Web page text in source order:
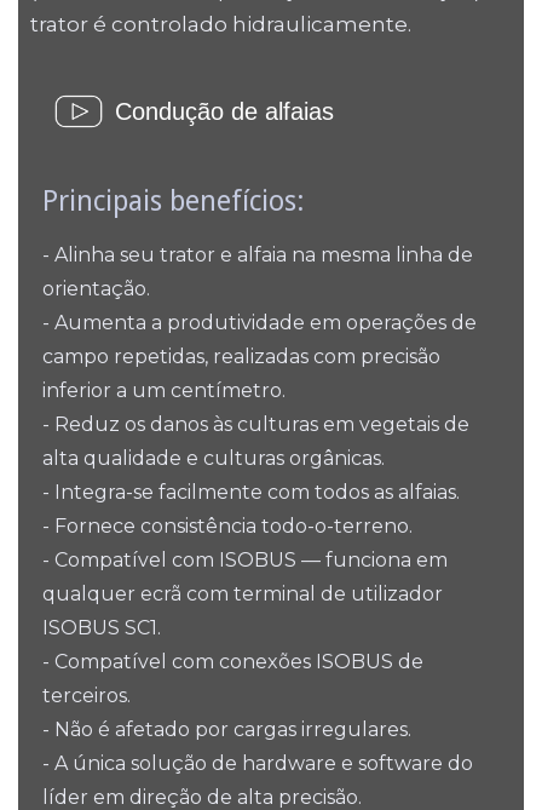
trator é controlado hidraulicamente.
Condução de alfaias
Principais benefícios:
- Alinha seu trator e alfaia na mesma linha de
orientação.
- Aumenta a produtividade em operações de
campo repetidas, realizadas com precisão
inferior a um centímetro.
- Reduz os danos às culturas em vegetais de
alta qualidade e culturas orgânicas.
- Integra-se facilmente com todos as alfaias.
- Fornece consistência todo-o-terreno.
- Compatível com ISOBUS — funciona em
qualquer ecrã com terminal de utilizador
ISOBUS SC1.
- Compatível com conexões ISOBUS de
terceiros.
- Não é afetado por cargas irregulares.
- A única solução de hardware e software do
líder em direção de alta precisão.